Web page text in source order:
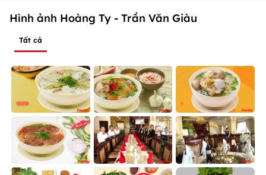
Hình ảnh Hoàng Ty - Trần Văn Giàu
Tất cả